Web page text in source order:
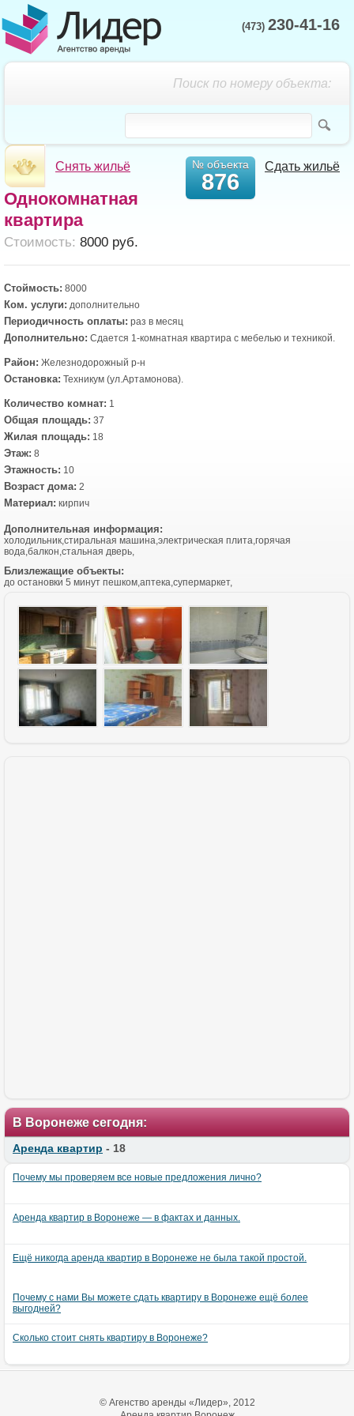
(473) 230-41-16
Поиск по номеру объекта:
Снять жильё Сдать жильё
№ объекта
876
Однокомнатная
квартира
Cтоимость: 8000 руб.
Стоймость: 8000
Ком. услуги: дополнительно
Периодичность оплаты: раз в месяц
Дополнительно: Сдается 1-комнатная квартира с мебелью и техникой.
Район: Железнодорожный р-н
Остановка: Техникум (ул.Артамонова).
Количество комнат: 1
Общая площадь: 37
Жилая площадь: 18
Этаж: 8
Этажность: 10
Возраст дома: 2
Материал: кирпич
Дополнительная информация:
холодильник,стиральная машина,электрическая плита,горячая
вода,балкон,стальная дверь,
Близлежащие объекты:
до остановки 5 минут пешком,аптека,супермаркет,
В Воронеже сегодня:
Аренда квартир - 18
Почему мы проверяем все новые предложения лично?
Аренда квартир в Воронеже — в фактах и данных.
Ещё никогда аренда квартир в Воронеже не была такой простой.
Почему с нами Вы можете сдать квартиру в Воронеже ещё более
выгодней?
Сколько стоит снять квартиру в Воронеже?
© Агенство аренды «Лидер», 2012